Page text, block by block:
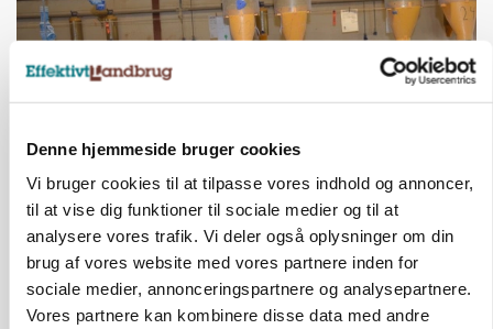
Denne hjemmeside bruger cookies
Vi bruger cookies til at tilpasse vores indhold og annoncer,
til at vise dig funktioner til sociale medier og til at
analysere vores trafik. Vi deler også oplysninger om din
brug af vores website med vores partnere inden for
sociale medier, annonceringspartnere og analysepartnere.
Vores partnere kan kombinere disse data med andre
GRISE
Rådgiver om DB-Tjek: Små justeringer kan give
store besparelser